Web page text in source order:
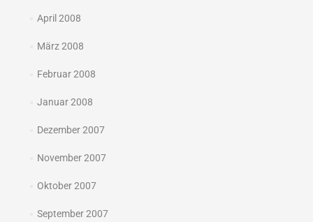
April 2008
März 2008
Februar 2008
Januar 2008
Dezember 2007
November 2007
Oktober 2007
September 2007